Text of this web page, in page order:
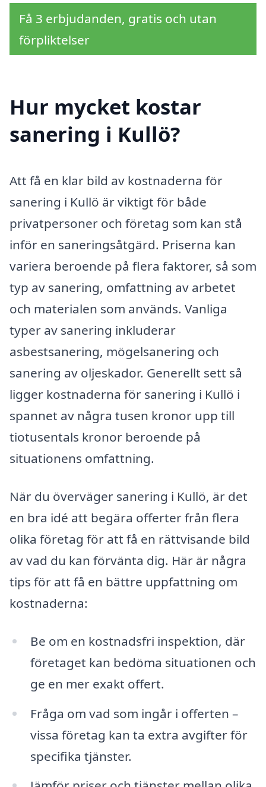
Få 3 erbjudanden, gratis och utan
förpliktelser
Hur mycket kostar
sanering i Kullö?
Att få en klar bild av kostnaderna för
sanering i Kullö är viktigt för både
privatpersoner och företag som kan stå
inför en saneringsåtgärd. Priserna kan
variera beroende på flera faktorer, så som
typ av sanering, omfattning av arbetet
och materialen som används. Vanliga
typer av sanering inkluderar
asbestsanering, mögelsanering och
sanering av oljeskador. Generellt sett så
ligger kostnaderna för sanering i Kullö i
spannet av några tusen kronor upp till
tiotusentals kronor beroende på
situationens omfattning.
När du överväger sanering i Kullö, är det
en bra idé att begära offerter från flera
olika företag för att få en rättvisande bild
av vad du kan förvänta dig. Här är några
tips för att få en bättre uppfattning om
kostnaderna:
Be om en kostnadsfri inspektion, där
företaget kan bedöma situationen och
ge en mer exakt offert.
Fråga om vad som ingår i offerten –
vissa företag kan ta extra avgifter för
specifika tjänster.